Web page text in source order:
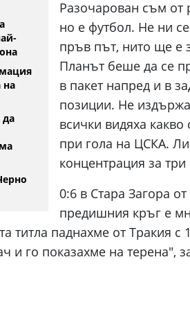
на
Разочарован съм от
но е футбол. Не ни
пръв път, нито ще е
Планът беше да се
в пакет напред и в
позиции. Не
всички видяха какво
при гола на ЦСКА.
концентрация за три
0:6 в Стара Загора
предишния кръг е
титла паднахме от Тракия с
и го показахме на терена",
Денвър Нъгетс взе
Евролигата
05.08.2026